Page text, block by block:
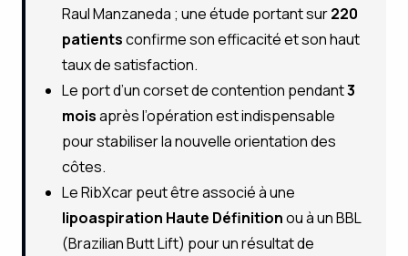
Raul Manzaneda ; une étude portant sur220
patientsconfirme son efficacité et son haut
taux de satisfaction.
Le port d’un corset de contention pendant3
moisaprès l’opération est indispensable
pour stabiliser la nouvelle orientation des
côtes.
Le RibXcar peut être associé à une
lipoaspiration Haute Définitionou à un BBL
(Brazilian Butt Lift) pour un résultat de